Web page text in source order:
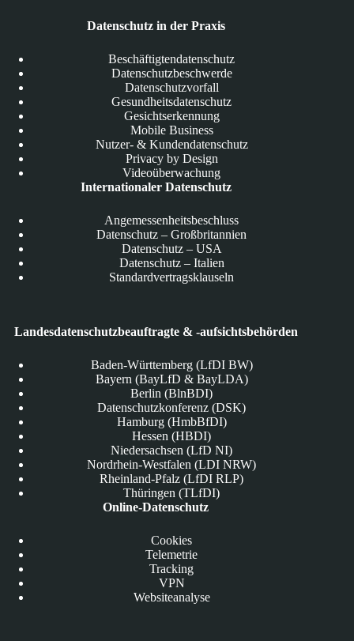
Datenschutz in der Praxis
Beschäftigtendatenschutz
Datenschutzbeschwerde
Datenschutzvorfall
Gesundheitsdatenschutz
Gesichtserkennung
Mobile Business
Nutzer- & Kundendatenschutz
Privacy by Design
Videoüberwachung
Internationaler Datenschutz
Angemessenheitsbeschluss
Datenschutz – Großbritannien
Datenschutz – USA
Datenschutz – Italien
Standardvertragsklauseln
Landesdatenschutzbeauftragte & -aufsichtsbehörden
Baden-Württemberg (LfDI BW)
Bayern (BayLfD & BayLDA)
Berlin (BlnBDI)
Datenschutzkonferenz (DSK)
Hamburg (HmbBfDI)
Hessen (HBDI)
Niedersachsen (LfD NI)
Nordrhein-Westfalen (LDI NRW)
Rheinland-Pfalz (LfDI RLP)
Thüringen (TLfDI)
Online-Datenschutz
Cookies
Telemetrie
Tracking
VPN
Websiteanalyse